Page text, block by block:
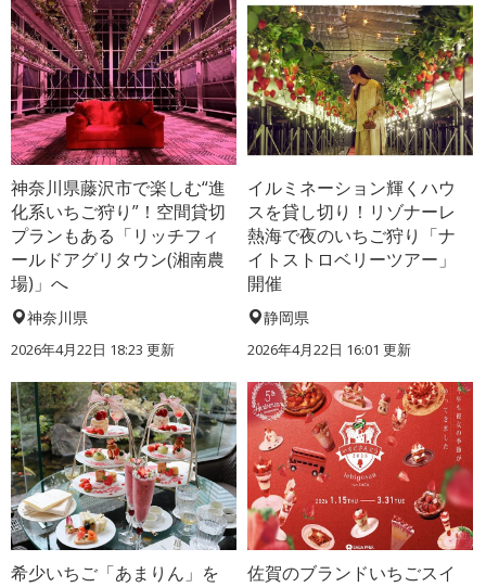
神奈川県藤沢市で楽しむ“進
化系いちご狩り”！空間貸切
プランもある「リッチフィ
ールドアグリタウン(湘南農
場)」へ
神奈川県
2026年4月22日 18:23 更新
イルミネーション輝くハウ
スを貸し切り！リゾナーレ
熱海で夜のいちご狩り「ナ
イトストロベリーツアー」
開催
静岡県
2026年4月22日 16:01 更新
希少いちご「あまりん」を
佐賀のブランドいちごスイ